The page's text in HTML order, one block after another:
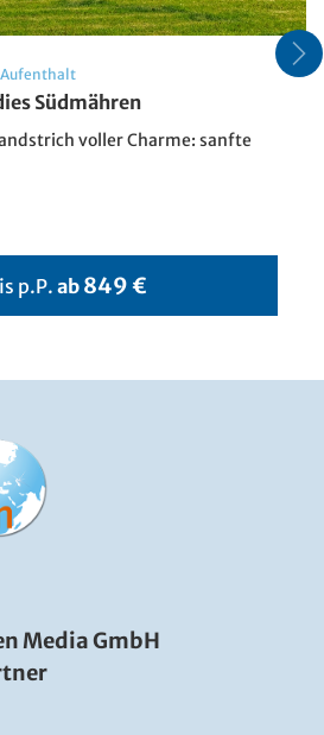
Aufenthalt
Südmähren
voller Charme: sanfte
p.P. ab 849 €
Media GmbH